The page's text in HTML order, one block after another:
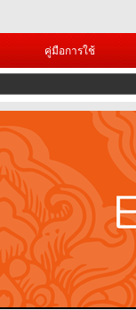
คู่มือการใช้